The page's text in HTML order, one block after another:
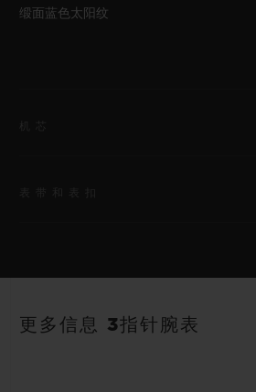
缎面蓝色太阳纹
约48小时
表带
更多信息 3指针腕表